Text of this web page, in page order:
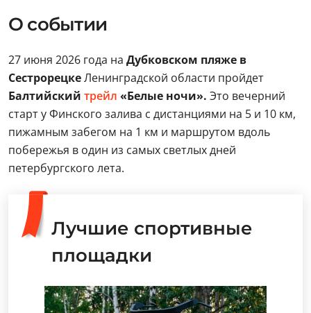
О событии
27 июня 2026 года на Дубковском пляже в
СестрорецкеЛенинградской области пройдет
Балтийский трейл «Белые ночи». Это вечерний
старт у Финского залива с дистанциями на 5 и 10 км,
пижамным забегом на 1 км и маршрутом вдоль
побережья в один из самых светлых дней
петербургского лета.
Лучшие спортивные
площадки